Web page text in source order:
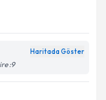
Haritada Göster
:9